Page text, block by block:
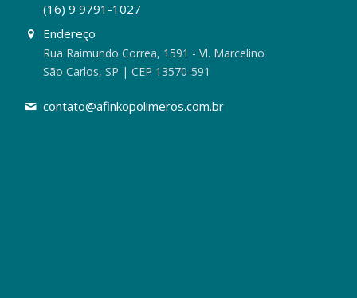
(16) 9 9791-1027
Endereço
Rua Raimundo Correa, 1591 - Vl. Marcelino
São Carlos, SP | CEP 13570-591
contato@afinkopolimeros.com.br